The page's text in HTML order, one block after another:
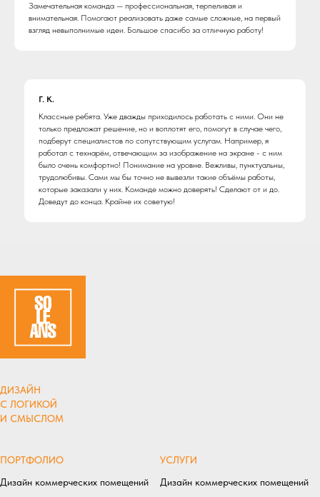
Замечательная команда — профессиональная, терпеливая и
внимательная. Помогают реализовать даже самые сложные, на первый
взгляд невыполнимые идеи. Большое спасибо за отличную работу!
Г. К.
Классные ребята. Уже дважды приходилось работать с ними. Они не
только предложат решение, но и воплотят его, помогут в случае чего,
подберут специалистов по сопутствующим услугам. Например, я
работал с технарём, отвечающим за изображение на экране - с ним
было очень комфортно! Понимание на уровне. Вежливы, пунктуальны,
трудолюбивы. Сами мы бы точно не вывезли такие объёмы работы,
которые заказали у них. Команде можно доверять! Сделают от и до.
Доведут до конца. Крайне их советую!
ДИЗАЙН
С ЛОГИКОЙ
И СМЫСЛОМ
ПОРТФОЛИО
Дизайн коммерческих помещений
УСЛУГИ
Дизайн коммерческих помещений